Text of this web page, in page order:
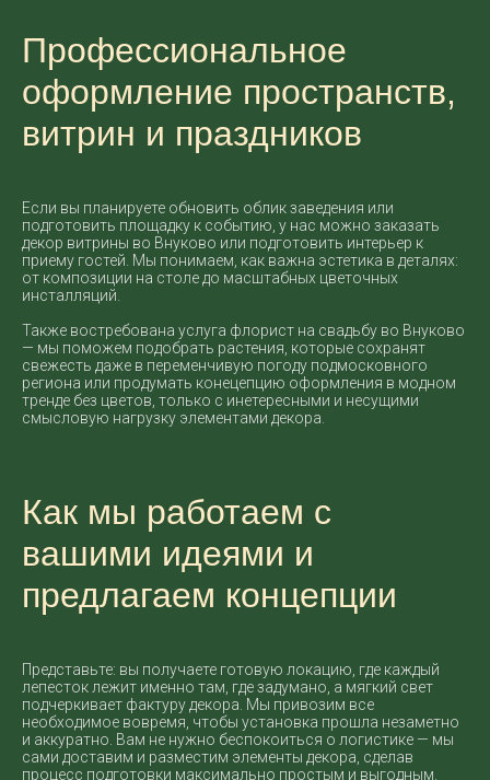
Профессиональное
оформление пространств,
витрин и праздников
Если вы планируете обновить облик заведения или
подготовить площадку к событию, у нас можно заказать
декор витрины во Внуково или подготовить интерьер к
приему гостей. Мы понимаем, как важна эстетика в деталях:
от композиции на столе до масштабных цветочных
инсталляций.
Также востребована услуга флорист на свадьбу во Внуково
— мы поможем подобрать растения, которые сохранят
свежесть даже в переменчивую погоду подмосковного
региона или продумать конецепцию оформления в модном
тренде без цветов, только с инетересными и несущими
смысловую нагрузку элементами декора.
Как мы работаем с
вашими идеями и
предлагаем концепции
Представьте: вы получаете готовую локацию, где каждый
лепесток лежит именно там, где задумано, а мягкий свет
подчеркивает фактуру декора. Мы привозим все
необходимое вовремя, чтобы установка прошла незаметно
и аккуратно. Вам не нужно беспокоиться о логистике — мы
сами доставим и разместим элементы декора, сделав
процесс подготовки максимально простым и выгодным.